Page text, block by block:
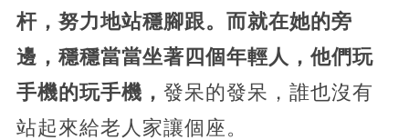
杆，努力地站穩腳跟。而就在她的旁
邊，穩穩當當坐著四個年輕人，他們玩
手機的玩手機， 發呆的發呆，誰也沒有
站起來給老人家讓個座。